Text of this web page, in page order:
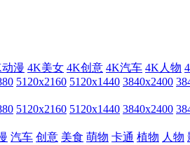
漫 4K美女 4K创意 4K汽车 4K人物
5120x2160 5120x1440 3840x2400
5120x2160 5120x1440 3840x2400
汽车 创意 美食 萌物 卡通 植物 人物